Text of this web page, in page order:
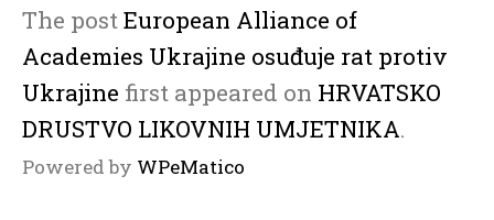
The postEuropean Alliance of
Academies Ukrajine osuđuje rat protiv
Ukrajine first appeared on HRVATSKO
DRUSTVO LIKOVNIH UMJETNIKA.
Powered by WPeMatico